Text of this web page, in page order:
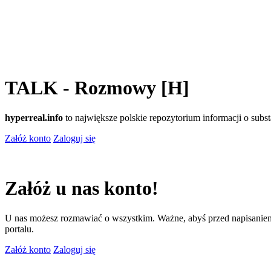
TALK - Rozmowy [H]
hyperreal.info to największe polskie repozytorium informacji o
Załóż konto Zaloguj się
Załóż u nas konto!
U nas możesz rozmawiać o wszystkim. Ważne, abyś przed
portalu.
Załóż konto Zaloguj się